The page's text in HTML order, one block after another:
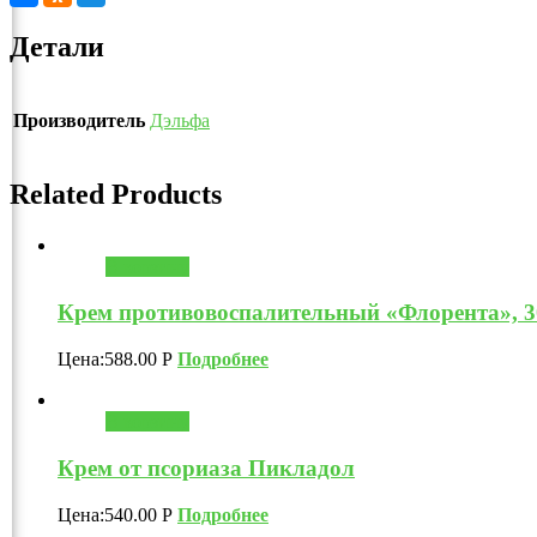
Детали
Производитель Дэльфа
Related Products
Крем противовоспалительный «Флорента»,
Цена:588.00 Р Подробнее
Крем от псориаза Пикладол
Цена:540.00 Р Подробнее